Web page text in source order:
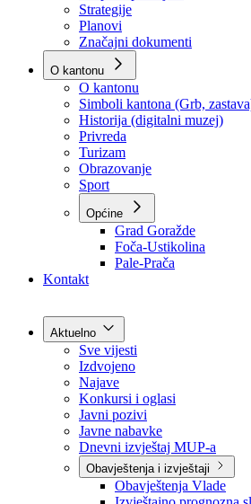
Poslovnik
Program rada Vlade
Ekspoze premijera
Strategije
Planovi
Značajni dokumenti
O kantonu
O kantonu
Simboli kantona (Grb, zastava)
Historija (digitalni muzej)
Privreda
Turizam
Obrazovanje
Sport
Općine
Kontakt
Aktuelno
Sve vijesti
Izdvojeno
Najave
Konkursi i oglasi
Javni pozivi
Javne nabavke
Dnevni izvještaj MUP-a